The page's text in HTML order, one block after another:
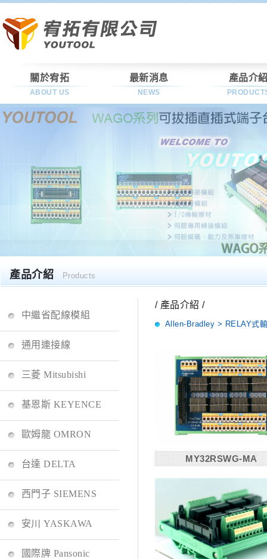
關於宥拓
ABOUT US
最新消息
NEWS
產品介
產品介紹 Products
中繼省配線模組
通用連接線
三菱 Mitsubishi
基恩斯 KEYENCE
歐姆龍 OMRON
台達 DELTA
西門子 SIEMENS
安川 YASKAWA
國際牌 Pansonic
/ 產品介紹 /
Allen-Bradley > RELAY式
MY32RSWG-MA